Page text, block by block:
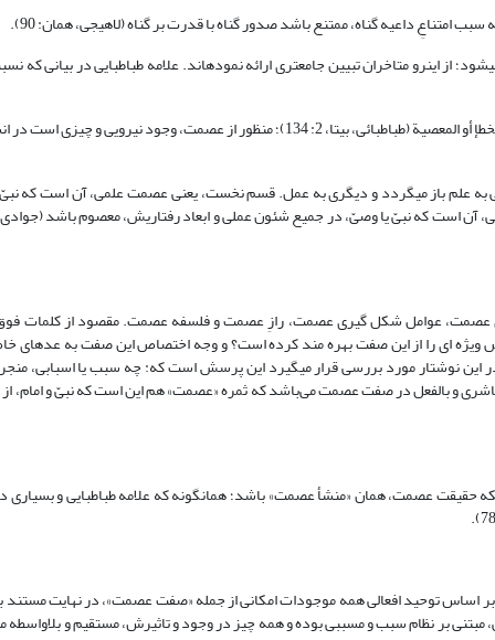
داعیه گناه، ممتنع باشد صدور گناه با قدرت بر گناه (لاهیجی، همان: 90).
این‏رو متاخران تبیین جامع‏تری ارائه نموده‏اند. علامه طباطبایی در بیانی که
و نَعنی بالعصمة وجودَ أمرٍ فی الإنسان المعصوم یصونه عن الوقوع فیما لا یجوز من الخطإ أو المعصیة (طباطبائی، بی‏تا، 2: 134)؛ منظور از
علم باز می‏گردد و دیگری به عمل. قسم نخست، یعنی عصمت علمی، آن است که نبیّ
عصمت، عوامل شکل گیری عصمت، رازِ عصمت و فلسفه عصمت. مقصود از کلمات
ای را از این صفت بهره مند کرده است؟ و وجه اختصاص این صفت به عده‏ای
این نوشتار مورد بررسی قرار می‏گیرد این پرسش است که: چه سبب یا اسبابی،
و بالفعل در صفت عصمت می‌باشد که ثمره «عصمت» هم این است که نبیّ و امام،
عصمت، همان «منشأ عصمت» باشد؛ همانگونه که علامه طباطبایی و بسیاری
اساس توحید افعالی همه موجودات امکانی از جمله «صفت عصمت»، در نهایت مستند
مبتنی بر نظام سبب و مسببی بوده و همه چیز در وجود و تاثیرش، مستقیم و